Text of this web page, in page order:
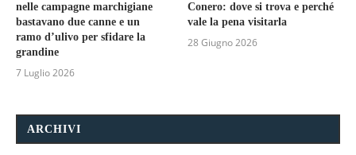
nelle campagne marchigiane
bastavano due canne e un
ramo d’ulivo per sfidare la
grandine
7 Luglio 2026
Conero: dove si trova e perché
vale la pena visitarla
28 Giugno 2026
ARCHIVI